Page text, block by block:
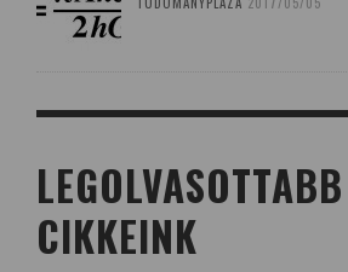
LEGOLVASOTTABB
CIKKEINK